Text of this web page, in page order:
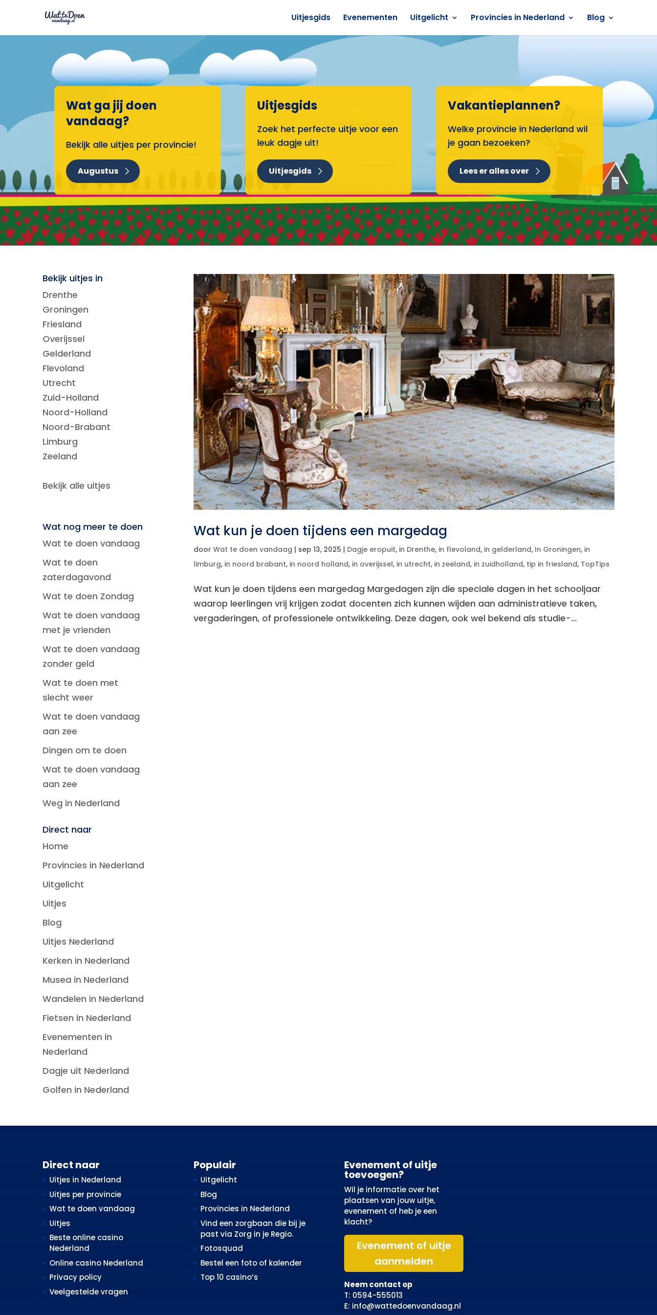
Uitjesgids Evenementen Uitgelicht Provincies in Nederland Blog
Wat ga jij doen
vandaag?
Bekijk alle uitjes per provincie!
Augustus
Uitjesgids
Zoek het perfecte uitje voor een
leuk dagje uit!
Uitjesgids
Vakantieplannen?
Welke provincie in Nederland wil
je gaan bezoeken?
Lees er alles over
Wat kun je doen tijdens een margedag
door Wat te doen vandaag | sep 13, 2025 | Dagje eropuit, in Drenthe, in flevoland, in gelderland, In Groningen, in
limburg, in noord brabant, in noord holland, in overijssel, in utrecht, in zeeland, in zuidholland, tip in friesland, TopTips
Wat kun je doen tijdens een margedag Margedagen zijn die speciale dagen in het schooljaar
waarop leerlingen vrij krijgen zodat docenten zich kunnen wijden aan administratieve taken,
vergaderingen, of professionele ontwikkeling. Deze dagen, ook wel bekend als studie-...
Bekijk uitjes in
Drenthe
Groningen
Friesland
Overijssel
Gelderland
Flevoland
Utrecht
Zuid-Holland
Noord-Holland
Noord-Brabant
Limburg
Zeeland
Bekijk alle uitjes
Wat nog meer te doen
Wat te doen vandaag
Wat te doen
zaterdagavond
Wat te doen Zondag
Wat te doen vandaag
met je vrienden
Wat te doen vandaag
zonder geld
Wat te doen met
slecht weer
Wat te doen vandaag
aan zee
Dingen om te doen
Wat te doen vandaag
aan zee
Weg in Nederland
Direct naar
Home
Provincies in Nederland
Uitgelicht
Uitjes
Blog
Uitjes Nederland
Kerken in Nederland
Musea in Nederland
Wandelen in Nederland
Fietsen in Nederland
Evenementen in
Nederland
Dagje uit Nederland
Golfen in Nederland
Direct naar
Uitjes in Nederland
Uitjes per provincie
Wat te doen vandaag
Uitjes
Beste online casino
Nederland
Online casino Nederland
Privacy policy
Veelgestelde vragen
Populair
Uitgelicht
Blog
Provincies in Nederland
Vind een zorgbaan die bij je
past via Zorg in je Regio.
Fotosquad
Bestel een foto of kalender
Top 10 casino’s
Evenement of uitje
toevoegen?
Wil je informatie over het
plaatsen van jouw uitje,
evenement of heb je een
klacht?
Evenement of uitje
aanmelden
Neem contact op
T: 0594-555013
E: info@wattedoenvandaag.nl